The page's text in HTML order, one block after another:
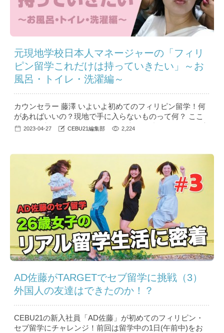
元現地学校日本人マネージャーの「フィリ
ピン留学これだけは持っていきたい」～お
風呂・トイレ・洗濯編～
カウンセラー 藤澤 いよいよ初めてのフィリピン留学！何
があればいいの？現地で手に入らないものって何？ ここ
では私が初めて留学したときに日本から持っていって役立
2023-04-27 CEBU21編集部 2,224
AD佐藤がTARGETでセブ留学に挑戦（3）
外国人の友達はできたのか！？
CEBU21の新入社員「AD佐藤」が初めてのフィリピン・
セブ留学にチャレンジ！前回は留学中の1日(午前中)をお